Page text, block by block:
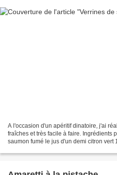
A l'occasion d'un apéritif dinatoire, j'ai
fraîches et très facile à faire. Ingrédients
saumon fumé le jus d'un demi citron vert